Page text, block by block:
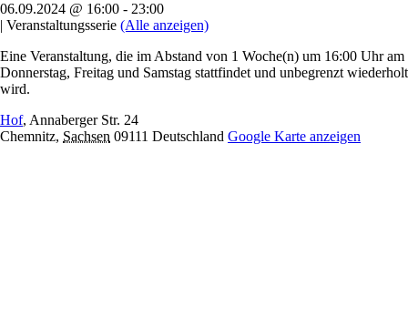
06.09.2024 @ 16:00 - 23:00
| Veranstaltungsserie (Alle anzeigen)
Eine Veranstaltung, die im Abstand von 1 Woche(n) um 16:00 Uhr am
Donnerstag, Freitag und Samstag stattfindet und unbegrenzt wiederholt
wird.
Hof, Annaberger Str. 24
Chemnitz, Sachsen 09111 Deutschland Google Karte anzeigen